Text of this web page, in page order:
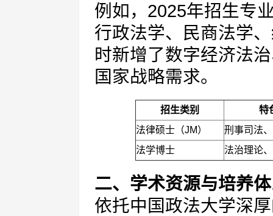
例如，2025年招生专
行政法学、民商法学
时新增了数字经济法
国家战略需求。
招生类别
特
法律硕士（JM）
刑事司法
法学博士
法治理论
二、学术资源与培养
依托中国政法大学深